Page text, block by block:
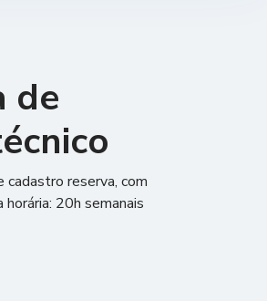
de
reserva, com
20h semanais